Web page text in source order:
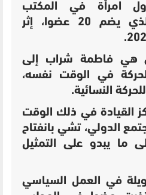
امرأة في المكتب
السياسي للحركة، الذي يضم 20 عضوا، إثر
هي فاطمة شراب إلى
في الوقت نفسه،
النسائية.
القيادة في ذلك الوقت
الدولي، تشي بانفتاح
ما يبدو على التمثيل
في العمل السياسي